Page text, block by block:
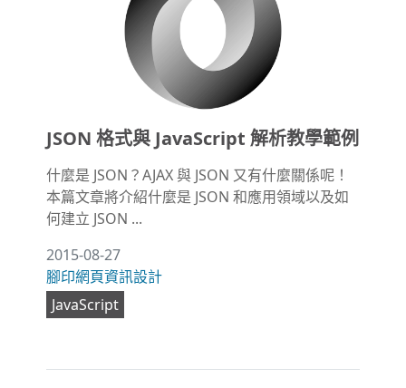
JSON 格式與 JavaScript 解析教學範例
什麼是 JSON？AJAX 與 JSON 又有什麼關係呢！
本篇文章將介紹什麼是 JSON 和應用領域以及如
何建立 JSON ...
2015-08-27
腳印網頁資訊設計
JavaScript